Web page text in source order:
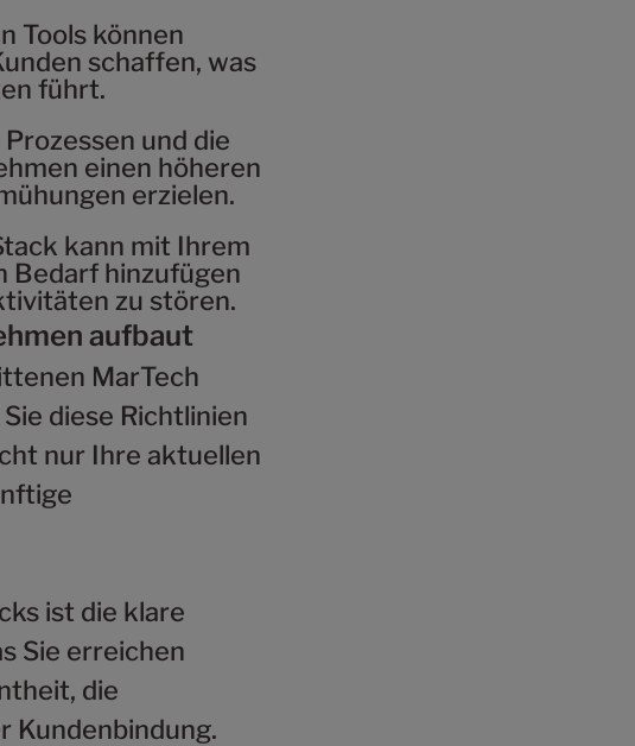
Tools können
schaffen, was
führt.
und die
einen höheren
erzielen.
kann mit Ihrem
Bedarf hinzufügen
zu stören.
aufbaut
MarTech
diese Richtlinien
nur Ihre aktuellen
ist die klare
Sie erreichen
die
Kundenbindung.